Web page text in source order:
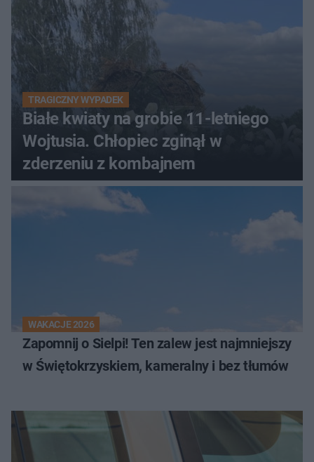
TRAGICZNY WYPADEK
Białe kwiaty na grobie 11-letniego
Wojtusia. Chłopiec zginął w
zderzeniu z kombajnem
WAKACJE 2026
Zapomnij o Sielpi! Ten zalew jest najmniejszy
w Świętokrzyskiem, kameralny i bez tłumów